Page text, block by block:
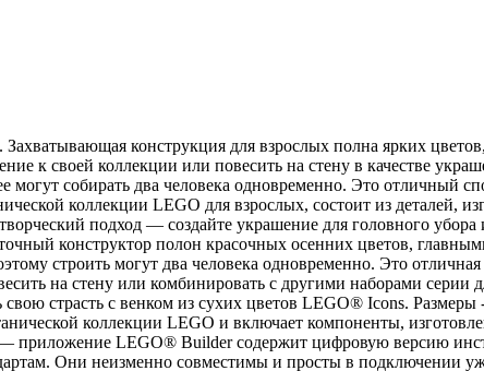
конструкция для взрослых полна ярких
к своей коллекции или повесить на стену в качестве
собирать два человека одновременно. Это отличный
коллекции LEGO для взрослых, состоит из деталей,
подход — создайте украшение для головного
конструктор полон красочных осенних цветов,
строить могут два человека одновременно. Это
на стену или комбинировать с другими наборами серии
страсть с венком из сухих цветов LEGO® Icons. Размеры
коллекции LEGO и включает компоненты,
— приложение LEGO® Builder содержит цифровую версию
Они неизменно совместимы и просты в подключении